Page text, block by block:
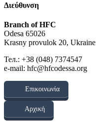
Διεύθυνση
Branch of HFC
Odesa 65026
Krasny provulok 20, Ukraine
Тел.: +38 (048) 7374547
e-mail: hfc@hfcodessa.org
Επικοινωνία
Αρχική